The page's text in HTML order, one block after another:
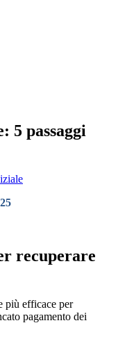
5 passaggi
recuperare
più efficace per
pagamento dei